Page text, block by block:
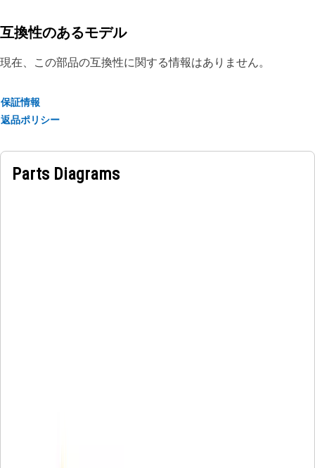
互換性のあるモデル
現在、この部品の互換性に関する情報はありません。
保証情報
返品ポリシー
Parts Diagrams